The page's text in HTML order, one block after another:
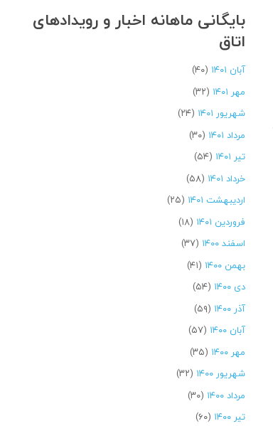
بایگانی ماهانه اخبار و رویدادهای
اتاق
آبان ۱۴۰۱
(۴۰)
مهر ۱۴۰۱
(۳۲)
شهریور ۱۴۰۱
(۲۴)
مرداد ۱۴۰۱
(۳۰)
تیر ۱۴۰۱
(۵۴)
خرداد ۱۴۰۱
(۵۸)
اردیبهشت ۱۴۰۱
(۲۵)
فروردین ۱۴۰۱
(۱۸)
اسفند ۱۴۰۰
(۳۷)
بهمن ۱۴۰۰
(۴۱)
دی ۱۴۰۰
(۵۴)
آذر ۱۴۰۰
(۵۹)
آبان ۱۴۰۰
(۵۷)
مهر ۱۴۰۰
(۳۵)
شهریور ۱۴۰۰
(۳۲)
مرداد ۱۴۰۰
(۳۰)
تیر ۱۴۰۰
(۶۰)